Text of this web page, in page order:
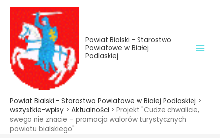
treści
Przejdź
treści
Powiat Bialski - Starostwo
Powiatowe w Białej
Podlaskiej
Powiat Bialski - Starostwo Powiatowe w Białej Podlaskiej >
wszystkie-wpisy > Aktualności > Projekt "Cudze chwalicie,
swego nie znacie – promocja walorów turystycznych
powiatu bialskiego"